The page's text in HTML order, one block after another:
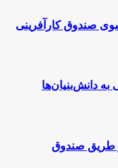
به دانش‌بنیان‌ها
از طریق صندوق